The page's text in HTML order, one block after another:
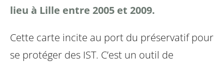
lieu à Lille entre 2005 et 2009.
Cette carte incite au port du préservatif pour
se protéger des IST. C’est un outil de